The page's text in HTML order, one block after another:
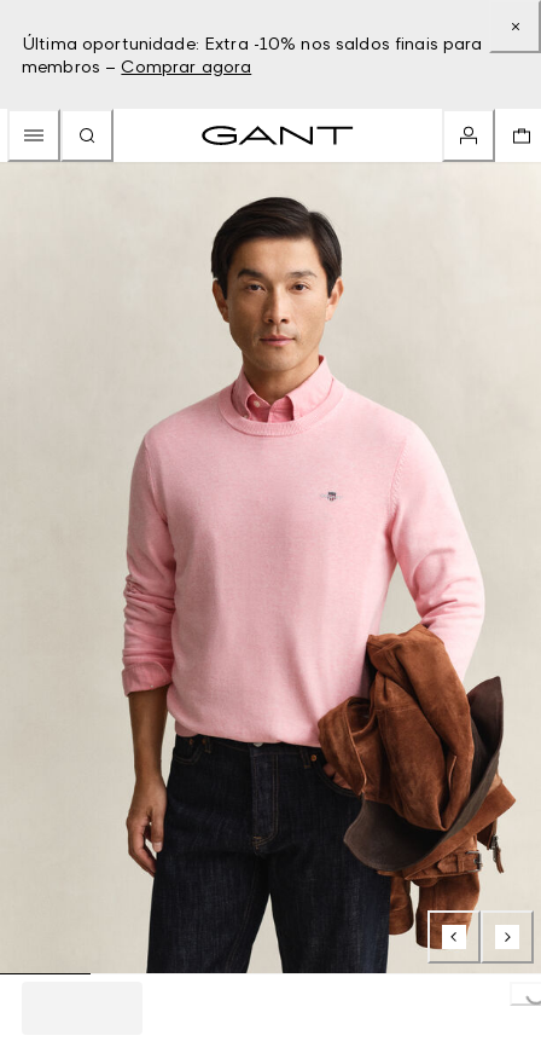
Última oportunidade: Extra -10% nos saldos finais para
membros – Comprar agora
Loading...